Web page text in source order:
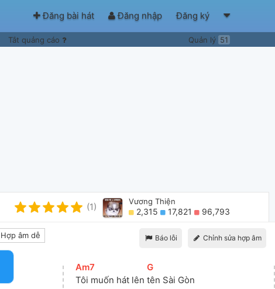
Đăng bài hát Đăng nhập Đăng ký
Tắt quảng cáo Quản lý 51
(1)
Vương Thiện
2,315 17,821 96,793
Báo lỗi Chỉnh sửa hợp âm
âm dễ
[
Am7
Tôi muốn hát lên
[
G
tên Sài Gòn